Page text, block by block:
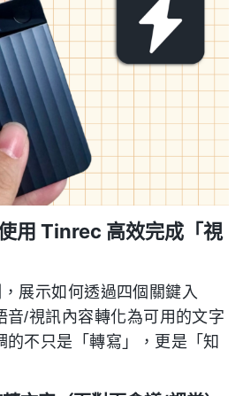
用 Tinrec 高效完成「視
展示如何透過四個關鍵入
音/視訊內容轉化為可用的文字
的不只是「轉寫」，更是「知